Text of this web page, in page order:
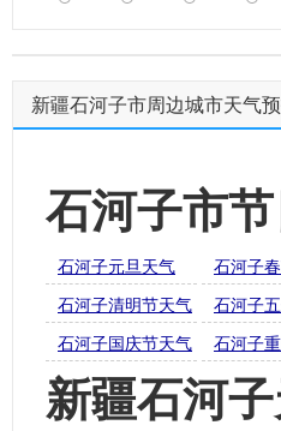
新疆石河子市周边城市天气
石河子市
石河子元旦天气 石河子
石河子清明节天气
石河子
石河子国庆节天气
石河子
新疆石河